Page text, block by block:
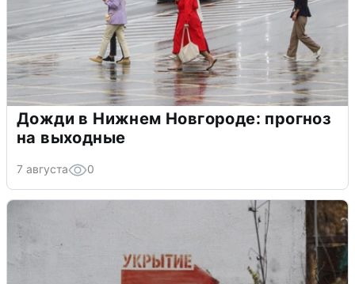
Дожди в Нижнем Новгороде: прогноз
на выходные
7 августа 0